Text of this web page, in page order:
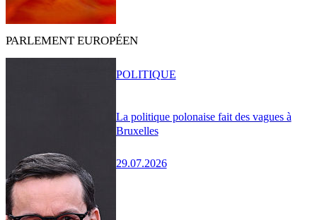
PARLEMENT EUROPÉEN
La politique polonaise fait des vagues à
Bruxelles
29.07.2026
POLITIQUE